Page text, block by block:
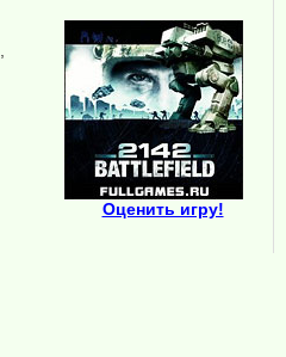
Оценить игру!